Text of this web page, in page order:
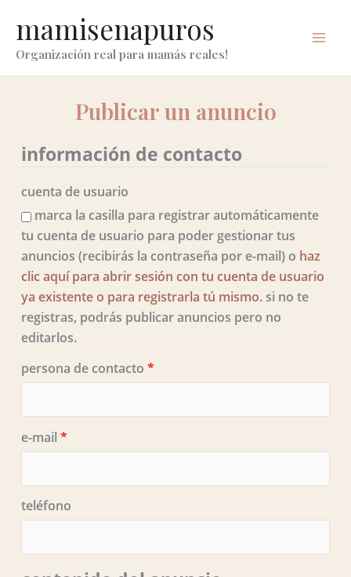
contenido
mamisenapuros
Organización real para mamás reales!
Publicar un anuncio
información de contacto
cuenta de usuario
marca la casilla para registrar automáticamente
tu cuenta de usuario para poder gestionar tus
anuncios (recibirás la contraseña por e-mail) o haz
clic aquí para abrir sesión con tu cuenta de usuario
ya existente o para registrarla tú mismo.si no te
registras, podrás publicar anuncios pero no
editarlos.
persona de contacto *
e-mail *
teléfono